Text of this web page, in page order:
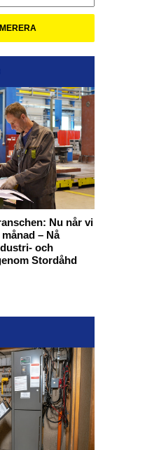
Nu når vi
– Nå
och
Stordåhd